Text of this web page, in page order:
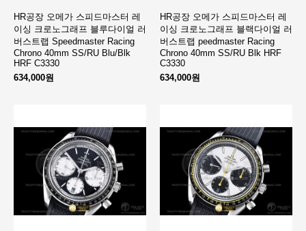
HR공장 오메가 스피드마스터 레
이싱 크로노그래프 블루다이얼 러
버스트랩 Speedmaster Racing
Chrono 40mm SS/RU Blu/Blk
HRF C3330
634,000원
HR공장 오메가 스피드마스터 레
이싱 크로노그래프 블랙다이얼 러
버스트랩 peedmaster Racing
Chrono 40mm SS/RU Blk HRF
C3330
634,000원